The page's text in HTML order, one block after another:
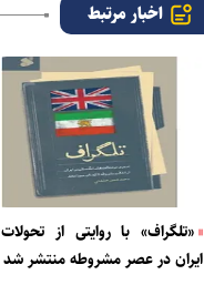
اخبار مرتبط
«تلگراف» با روایتی از تحولات
ایران در عصر مشروطه منتشر شد